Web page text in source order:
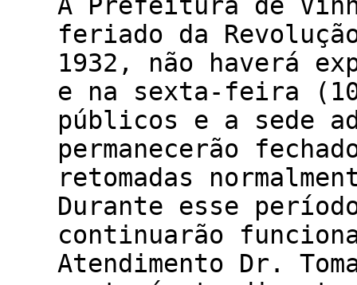
feriado da
1932, não haverá
e na sexta-feira
públicos e a sede
permanecerão
retomadas
Durante esse
continuarão
Atendimento Dr.